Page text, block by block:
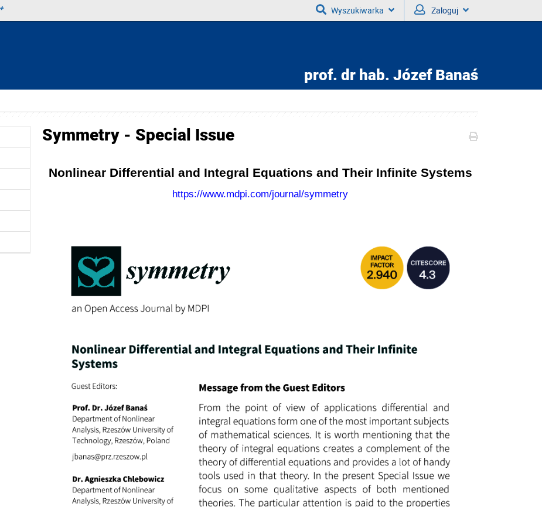
Wyszukiwarka Zaloguj
prof. dr hab. Józef Banaś
Symmetry - Special Issue
Nonlinear Differential and Integral Equations and Their Infinite Systems
https://www.mdpi.com/journal/symmetry